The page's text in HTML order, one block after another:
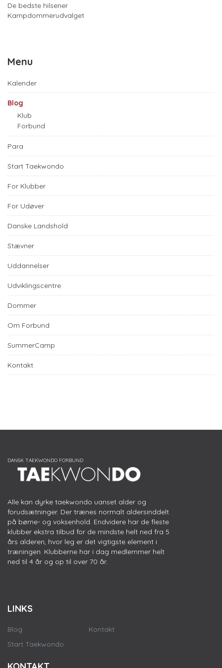
De bedste hilsener
Kampdommerudvalget
Menu
Kalender
Blog
Klub
Forbund
Para
Start Taekwondo
For Klubber
For Udøver
Danske Landshold
Stævner
Uddannelser
Udviklingscentre
Dommer
Om Forbund
SummerCamp
Kontakt
Alle kan dyrke taekwondo uanset alder og
forudsætninger. Der trænes normalt aldersinddelt
på børne- og voksenhold. Endvidere har de fleste
klubber ekstra tilbud for de mindste helt ned fra 5
års alderen, hvor leg er det vigtigste element i
træningen. Klubberne har i dag medlemmer helt
ned til 4 år og op til over 70 år.
LINKS
Blog
Start Taekwondo
Kontakt